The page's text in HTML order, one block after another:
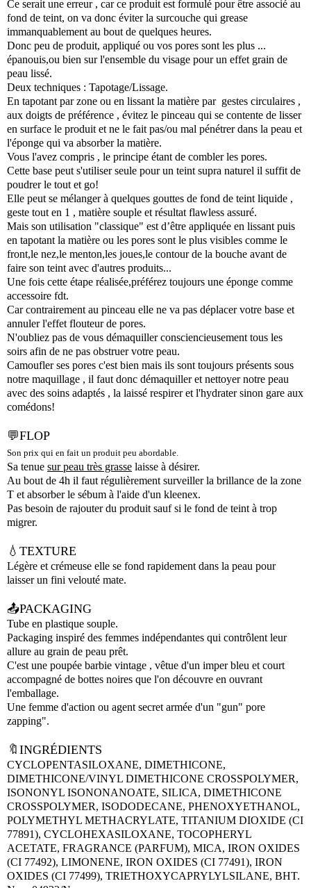
Ce serait une erreur , car ce produit est formulé pour être associé au
fond de teint, on va donc éviter la surcouche qui grease
immanquablement au bout de quelques heures.
Donc peu de produit, appliqué ou vos pores sont les plus ...
épanouis,ou bien sur l'ensemble du visage pour un effet grain de
peau lissé.
Deux techniques : Tapotage/Lissage.
En tapotant par zone ou en lissant la matière par gestes circulaires ,
aux doigts de préférence , évitez le pinceau qui se contente de lisser
en surface le produit et ne le fait pas/ou mal pénétrer dans la peau et
l'éponge qui va absorber la matière.
Vous l'avez compris , le principe étant de combler les pores.
Cette base peut s'utiliser seule pour un teint supra naturel il suffit de
poudrer le tout et go!
Elle peut se mélanger à quelques gouttes de fond de teint liquide ,
geste tout en 1 , matière souple et résultat flawless assuré.
Mais son utilisation "classique" est d’être appliquée en lissant puis
en tapotant la matière ou les pores sont le plus visibles comme le
front,le nez,le menton,les joues,le contour de la bouche avant de
faire son teint avec d'autres produits...
Une fois cette étape réalisée,préférez toujours une éponge comme
accessoire fdt.
Car contrairement au pinceau elle ne va pas déplacer votre base et
annuler l'effet flouteur de pores.
N'oubliez pas de vous démaquiller consciencieusement tous les
soirs afin de ne pas obstruer votre peau.
Camoufler ses pores c'est bien mais ils sont toujours présents sous
notre maquillage , il faut donc démaquiller et nettoyer notre peau
avec des soins adaptés , la laissé respirer et l'hydrater sinon gare aux
comédons!
💬FLOP
Son prix qui en fait un produit peu abordable.
Sa tenue sur peau très grasse laisse à désirer.
Au bout de 4h il faut régulièrement surveiller la brillance de la zone
T et absorber le sébum à l'aide d'un kleenex.
Pas besoin de rajouter du produit sauf si le fond de teint à trop
migrer.
💧TEXTURE
Légère et crémeuse elle se fond rapidement dans la peau pour
laisser un fini velouté mate.
📤PACKAGING
Tube en plastique souple.
Packaging inspiré des femmes indépendantes qui contrôlent leur
allure au grain de peau prêt.
C'est une poupée barbie vintage , vêtue d'un imper bleu et court
accompagné de bottes noires que l'on découvre en ouvrant
l'emballage.
Une femme d'action ou agent secret armée d'un "gun" pore
zapping".
🔖INGRÉDIENTS
CYCLOPENTASILOXANE, DIMETHICONE,
DIMETHICONE/VINYL DIMETHICONE CROSSPOLYMER,
ISONONYL ISONONANOATE, SILICA, DIMETHICONE
CROSSPOLYMER, ISODODECANE, PHENOXYETHANOL,
POLYMETHYL METHACRYLATE, TITANIUM DIOXIDE (CI
77891), CYCLOHEXASILOXANE, TOCOPHERYL
ACETATE, FRAGRANCE (PARFUM), MICA, IRON OXIDES
(CI 77492), LIMONENE, IRON OXIDES (CI 77491), IRON
OXIDES (CI 77499), TRIETHOXYCAPRYLYLSILANE, BHT.